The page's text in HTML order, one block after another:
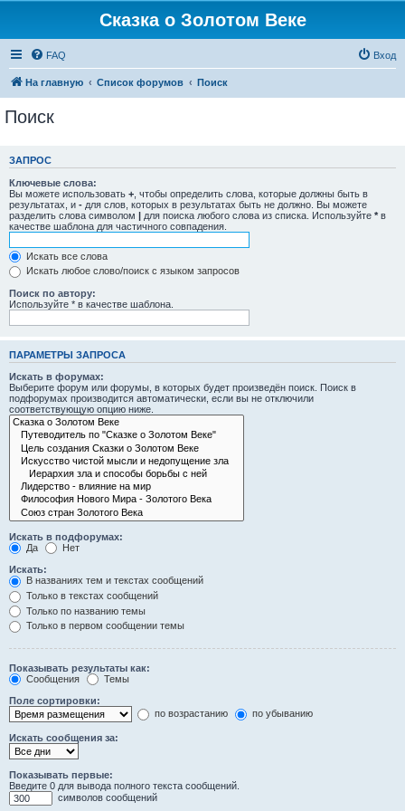
Сказка о Золотом Веке
FAQ Вход
На главную Список форумов Поиск
Поиск
ЗАПРОС
Ключевые слова:
Вы можете использовать + , чтобы определить слова, которые должны быть в
результатах, и - для слов, которых в результатах быть не должно. Вы можете
разделить слова символом | для поиска любого слова из списка. Используйте * в
качестве шаблона для частичного совпадения.
Искать все слова
Искать любое слово/поиск с языком запросов
Поиск по автору:
Используйте * в качестве шаблона.
ПАРАМЕТРЫ ЗАПРОСА
Искать в форумах:
Выберите форум или форумы, в которых будет произведён поиск. Поиск в
подфорумах производится автоматически, если вы не отключили
соответствующую опцию ниже.
Искать в подфорумах:
Да
Нет
Искать:
В названиях тем и текстах сообщений
Только в текстах сообщений
Только по названию темы
Только в первом сообщении темы
Показывать результаты как:
Сообщения
Темы
Поле сортировки:
по возрастанию
по убыванию
Искать сообщения за:
Показывать первые:
Введите 0 для вывода полного текста сообщений.
символов сообщений